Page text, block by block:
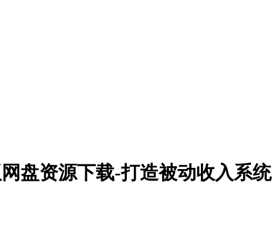
盘资源下载-打造被动收入系统